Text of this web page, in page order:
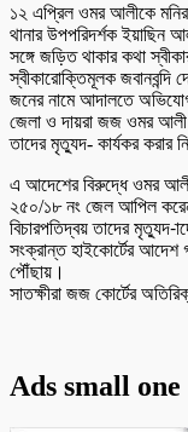
১২ এপ্রিল ওমর আলীকে
থানার উপপরিদর্শক ইয়াছিন
সঙ্গে জড়িত থাকার কথা
স্বীকারোক্তিমূলক জবানবন্দি
জনের নামে আদালতে
জেলা ও দায়রা জজ ওমর আলী
তাদের মৃত্যুদ- কার্যকর করার
এ আদেশের বিরুদ্ধে ওমর আলী
২৫০/১৮ নং জেল আপিল
বিচারপতিদ্বয় তাদের মৃত্যুদ-
সংক্রান্ত হাইকোর্টের আদেশ
পৌঁছায়।
সাতক্ষীরা জজ কোর্টের
Ads small one